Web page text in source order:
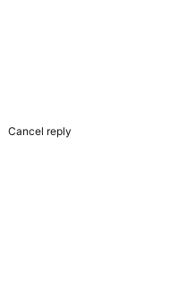
Cancel reply